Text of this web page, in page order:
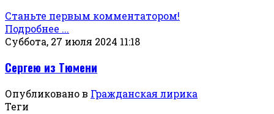
Станьте первым комментатором!
Подробнее ...
Суббота, 27 июля 2024 11:18
Сергею из Тюмени
Опубликовано в Гражданская лирика
Теги